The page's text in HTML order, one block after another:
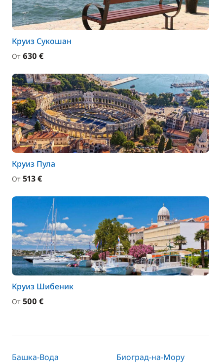
Круиз Сукошан
От 630 €
Круиз Пула
От 513 €
Круиз Шибеник
От 500 €
Башка-Вода Биоград-на-Мору